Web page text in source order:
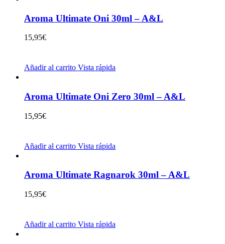
Aroma Ultimate Oni 30ml – A&L
15,95€
Añadir al carrito Vista rápida
Aroma Ultimate Oni Zero 30ml – A&L
15,95€
Añadir al carrito Vista rápida
Aroma Ultimate Ragnarok 30ml – A&L
15,95€
Añadir al carrito Vista rápida